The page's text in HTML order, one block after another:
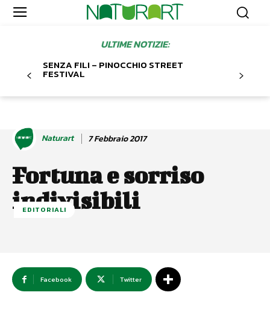
ULTIME NOTIZIE:
SENZA FILI – PINOCCHIO STREET
FESTIVAL
Naturart 7 Febbraio 2017
Fortuna e sorriso
indivisibili
EDITORIALI
Facebook Twitter